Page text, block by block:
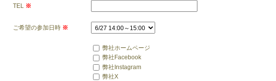
TEL ※
ご希望の参加日時 ※
弊社ホームページ
弊社Facebook
弊社Instagram
弊社X